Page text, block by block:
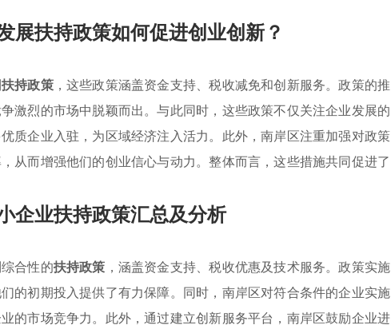
展扶持政策如何促进创业创新？
扶持政策，这些政策涵盖资金支持、税收减免和创新服务。政策的推
激烈的市场中脱颖而出。与此同时，这些政策不仅关注企业发展的
质企业入驻，为区域经济注入活力。此外，南岸区注重加强对政策
从而增强他们的创业信心与动力。整体而言，这些措施共同促进了
企业扶持政策汇总及分析
合性的扶持政策 ，涵盖资金支持、税收优惠及技术服务。政策实施
的初期投入提供了有力保障。同时，南岸区对符合条件的企业实施
的市场竞争力。此外，通过建立创新服务平台，南岸区鼓励企业进